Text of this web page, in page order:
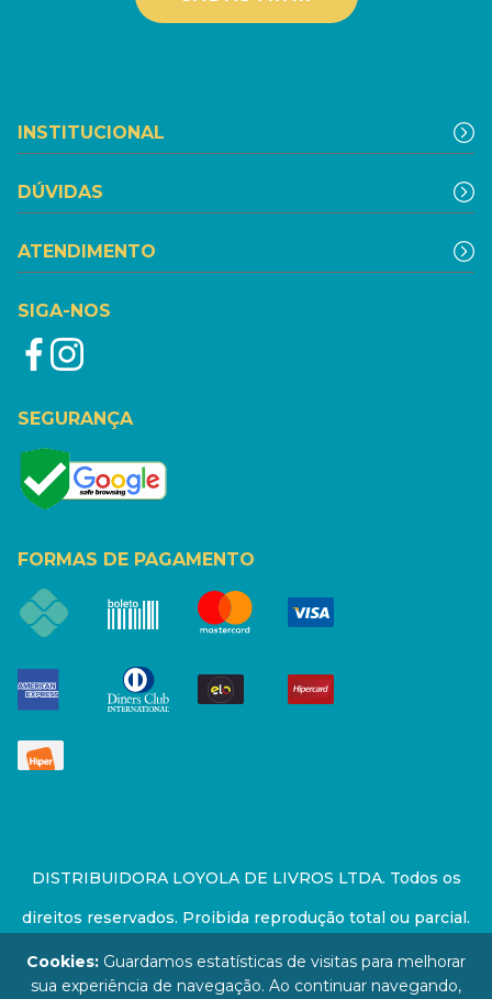
INSTITUCIONAL
DÚVIDAS
ATENDIMENTO
SIGA-NOS
SEGURANÇA
FORMAS DE PAGAMENTO
DISTRIBUIDORA LOYOLA DE LIVROS LTDA. Todos os
direitos reservados. Proibida reprodução total ou parcial.
Preços e estoque sujeito a alterações sem aviso prévio.
Cookies: Guardamos estatísticas de visitas para melhorar
sua experiência de navegação. Ao continuar navegando,